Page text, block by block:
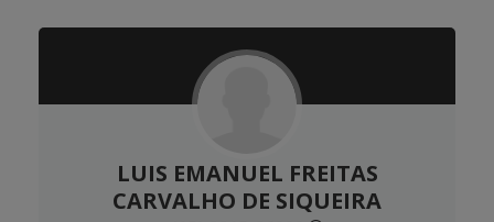
LUIS EMANUEL FREITAS
CARVALHO DE SIQUEIRA